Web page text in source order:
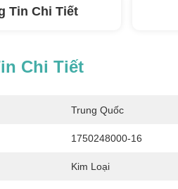
Tin Chi Tiết
Chi Tiết
Trung Quốc
1750248000-16
Kim Loại